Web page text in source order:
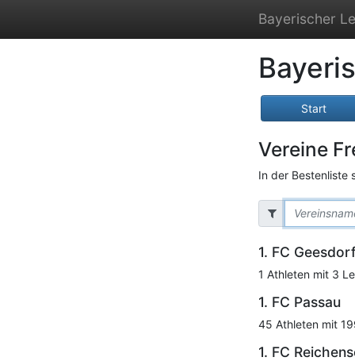
Bayerischer
Start
Vereine
In der Bestenliste
1. FC Geesdorf
1 Athleten mit 3
1. FC Passau
45 Athleten mit
1. FC